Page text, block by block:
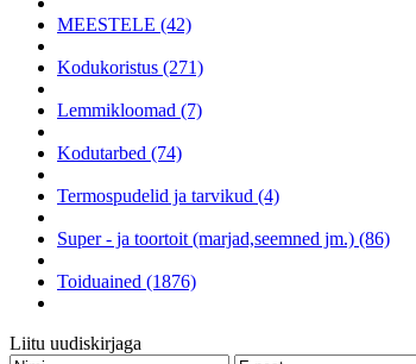
MEESTELE (42)
Kodukoristus (271)
Lemmikloomad (7)
Kodutarbed (74)
Termospudelid ja tarvikud (4)
Super - ja toortoit (marjad,seemned jm.) (86)
Toiduained (1876)
Liitu uudiskirjaga